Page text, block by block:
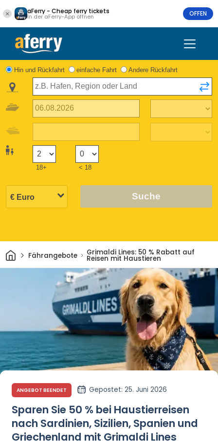
aFerry - Cheap ferry tickets
In der aFerry-App öffnen OFFEN
Hin und Rückfahrt einfache Fahrt Andere Rückfahrt
18+ < 18
Suche
HeimFährangebote Grimaldi Lines: 50 % Rabatt auf
Reisen mit Haustieren
ANGEBOT BEENDET Gepostet: 25. Juni 2026
Sparen Sie 50 % bei Haustierreisen
nach Sardinien, Sizilien, Spanien und
Griechenland mit Grimaldi Lines